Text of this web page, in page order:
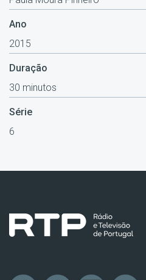
Ano
2015
Duração
30 minutos
Série
6